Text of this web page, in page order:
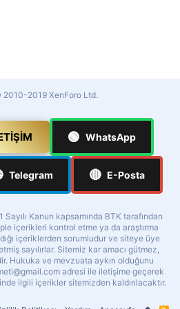
2010-2019 XenForo Ltd.
🟢 WhatsApp
Telegram 🔴 E-Posta
Kanun kapsamında BTK tarafından
içerikleri kontrol etme ya da araştırma
içeriklerden sorumludur ve siteye üye
sayılırlar. Sitemiz kar amacı gütmez,
Hukuka ve mevzuata aykırı olduğunu
adresi ile iletişime geçerek
ilgili içerikler sitemizden kaldırılacaktır.